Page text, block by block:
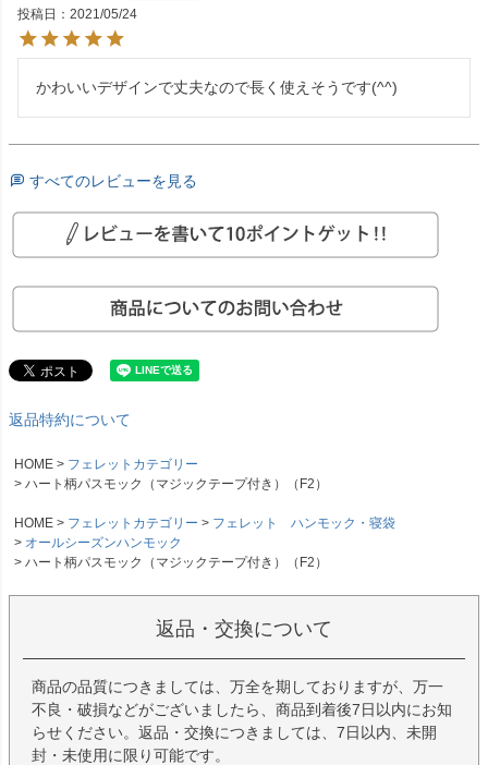
投稿日
2021/05/24
かわいいデザインで丈夫なので長く使えそうです(^^)
すべてのレビューを見る
返品特約について
HOME
フェレットカテゴリー
ハート柄パスモック（マジックテープ付き）（F2）
HOME フェレットカテゴリー
フェレット ハンモック・寝袋
オールシーズンハンモック
ハート柄パスモック（マジックテープ付き）（F2）
返品・交換について
商品の品質につきましては、万全を期しておりますが、万一
不良・破損などがございましたら、商品到着後7日以内にお知
らせください。返品・交換につきましては、7日以内、未開
封・未使用に限り可能です。